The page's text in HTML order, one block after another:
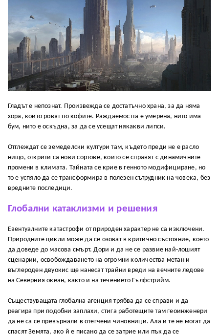
Гладът е непознат. Произвежда се достатъчно храна, за да няма
хора, които ровят по кофите. Раждаемостта е умерена, нито има
бум, нито е оскъдна, за да се усещат някакви липси.
Отглеждат се земеделски култури там, където преди не е расло
нищо, открити са нови сортове, които се справят с динамичните
промени в климата. Тайната се крие в генното модифициране, но
то е успяло да се трансформира в полезен сътрудник на човека, без
вредните последици.
Глобални катаклизми и решения
Евентуалните катастрофи от природен характер не са изключени.
Природните цикли може да се озоват в критично състояние, което
да доведе до масова смърт. Дори и да не се развие най-лошият
сценарии, освобождаването на огромни количества метан и
въглероден двуокис ще нанесат трайни вреди на вечните ледове
на Северния океан, както и на течението Гълфстрийм.
Съществуващата глобална агенция трябва да се справи и да
реагира при подобни заплахи, стига работещите там геоинженери
да не са се превърнали в отегчени чиновници. Ала и те не могат да
спасят Земята, ако й е писано да се затрие или пък да се